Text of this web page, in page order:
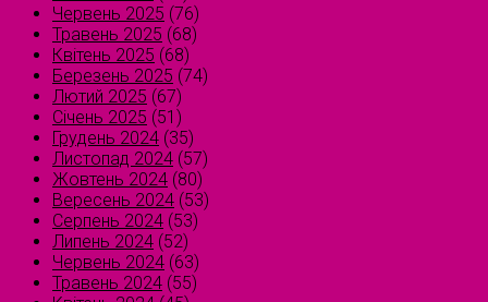
Червень 2025 (76)
Травень 2025 (68)
Квітень 2025 (68)
Березень 2025 (74)
Лютий 2025 (67)
Січень 2025 (51)
Грудень 2024 (35)
Листопад 2024 (57)
Жовтень 2024 (80)
Вересень 2024 (53)
Серпень 2024 (53)
Липень 2024 (52)
Червень 2024 (63)
Травень 2024 (55)